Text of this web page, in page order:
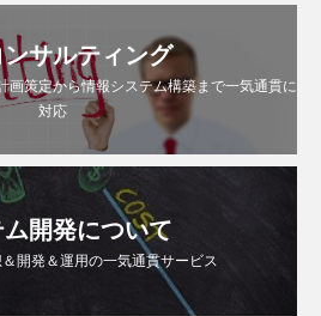
サルティング
画策定から情報システム構築まで一気通貫に
対応
ム開発について
開発＆運用の一気通貫サービス